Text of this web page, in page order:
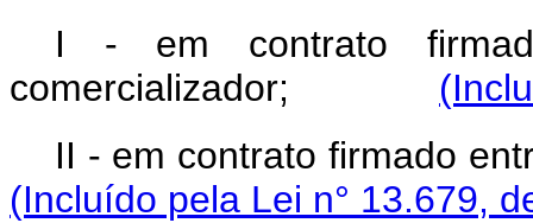
I - em contrato
comercializador;
II - em contrato
(Incluído pela Lei n° 13.679,